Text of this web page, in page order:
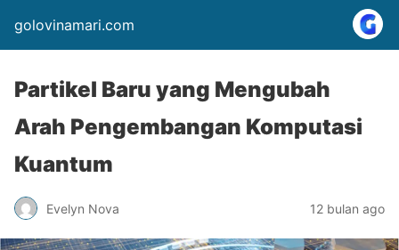
golovinamari.com
Partikel Baru yang Mengubah
Arah Pengembangan Komputasi
Kuantum
Evelyn Nova 12 bulan ago